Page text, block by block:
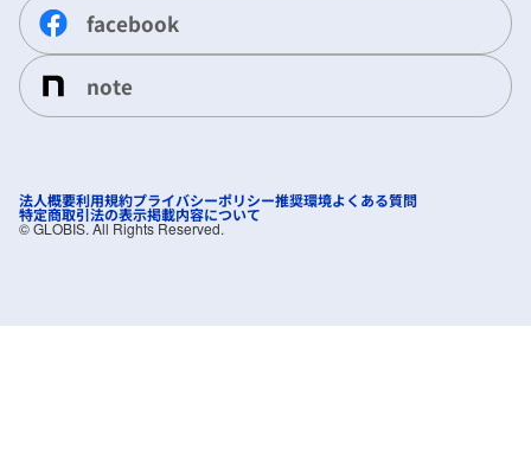
facebook
note
法人概要利用規約プライバシーポリシー推奨環境よくある質問
特定商取引法の表示掲載内容について
©︎ GLOBIS. All Rights Reserved.